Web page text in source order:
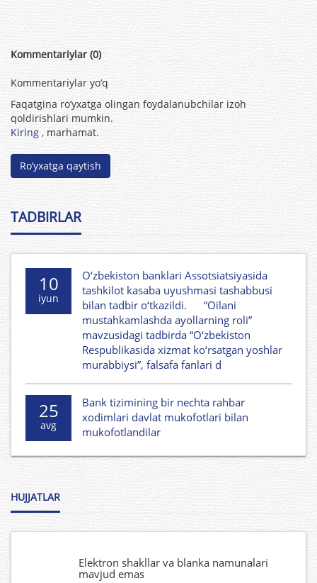
Kommentariylar (0)
Kommentariylar yo’q
Faqatgina ro’yxatga olingan foydalanubchilar izoh
qoldirishlari mumkin.
Kiring , marhamat.
Ro’yxatga qaytish
TADBIRLAR
10
iyun
O‘zbekiston banklari Assotsiatsiyasida
tashkilot kasaba uyushmasi tashabbusi
bilan tadbir o‘tkazildi. “Oilani
mustahkamlashda ayollarning roli”
mavzusidagi tadbirda “O‘zbekiston
Respublikasida xizmat ko‘rsatgan yoshlar
murabbiysi”, falsafa fanlari d
25
avg
Bank tizimining bir nechta rahbar
xodimlari davlat mukofotlari bilan
mukofotlandilar
HUJJATLAR
Elektron shakllar va blanka namunalari
mavjud emas